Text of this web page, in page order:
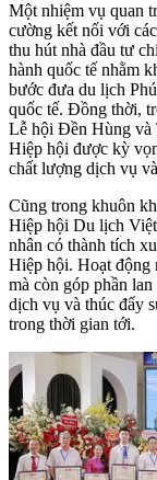
Một nhiệm vụ quan
cường kết nối với
thu hút nhà đầu tư
hành quốc tế nhằm
bước đưa du lịch
quốc tế. Đồng thời,
Lễ hội Đền Hùng và
Hiệp hội được kỳ
chất lượng dịch vụ
Cũng trong khuôn
Hiệp hội Du lịch Việt
nhân có thành tích
Hiệp hội. Hoạt động
mà còn góp phần
dịch vụ và thúc đẩy
trong thời gian tới.